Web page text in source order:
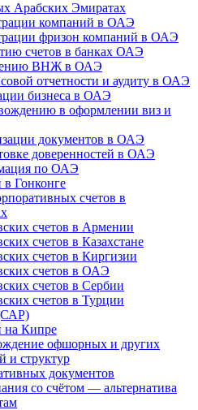
Арабских Эмиратах
компаний в ОАЭ
фризон компаний в ОАЭ
счетов в банках ОАЭ
ВНЖ в ОАЭ
отчетности и аудиту в ОАЭ
бизнеса в ОАЭ
в оформлении виз и
документов в ОАЭ
доверенностей в ОАЭ
по ОАЭ
в Гонконге
счетов в
счетов в Армении
счетов в Казахстане
счетов в Киргизии
счетов в ОАЭ
счетов в Сербии
счетов в Турции
на Кипре
офшорных и других
и структур
документов
со счётом — альтернатива